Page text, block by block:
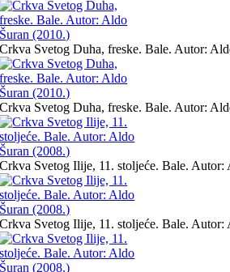
Crkva Svetog Duha, freske. Bale. Autor:
Crkva Svetog Duha, freske. Bale. Autor:
Crkva Svetog Ilije, 11. stoljeće. Bale. Autor:
Crkva Svetog Ilije, 11. stoljeće. Bale. Autor: